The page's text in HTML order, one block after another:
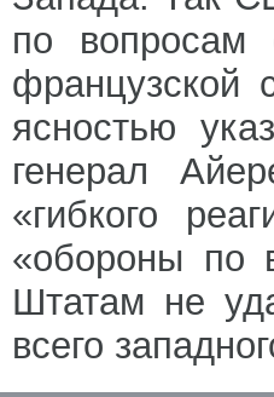
по вопросам
французской
ясностью
генерал
«гибкого
«обороны по
Штатам не
всего